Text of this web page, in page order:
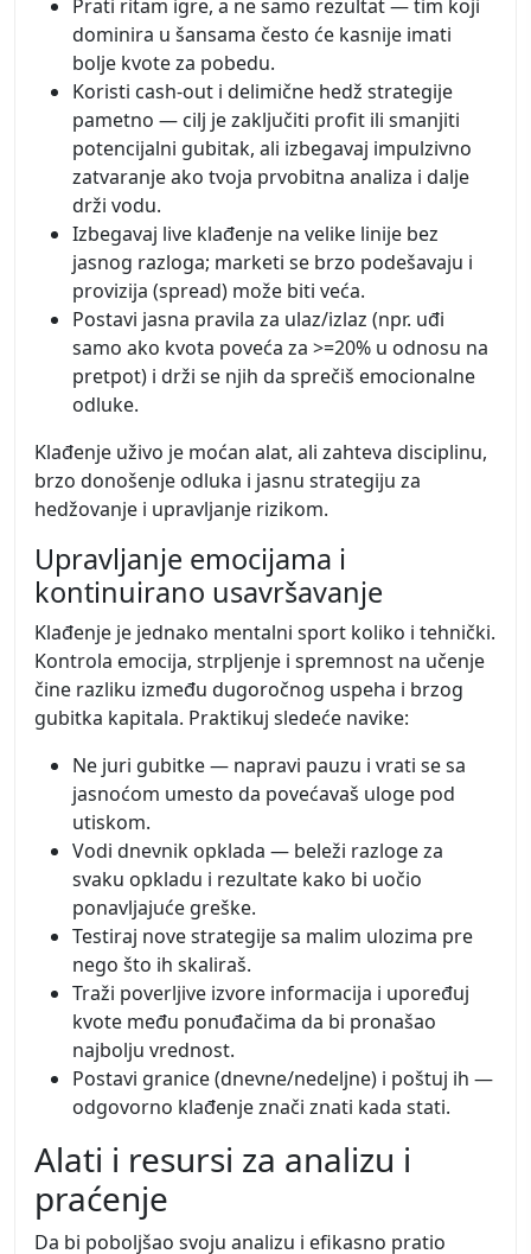
Prati ritam igre, a ne samo rezultat — tim koji
dominira u šansama često će kasnije imati
bolje kvote za pobedu.
Koristi cash-out i delimične hedž strategije
pametno — cilj je zaključiti profit ili smanjiti
potencijalni gubitak, ali izbegavaj impulzivno
zatvaranje ako tvoja prvobitna analiza i dalje
drži vodu.
Izbegavaj live klađenje na velike linije bez
jasnog razloga; marketi se brzo podešavaju i
provizija (spread) može biti veća.
Postavi jasna pravila za ulaz/izlaz (npr. uđi
samo ako kvota poveća za >=20% u odnosu na
pretpot) i drži se njih da sprečiš emocionalne
odluke.
Klađenje uživo je moćan alat, ali zahteva disciplinu,
brzo donošenje odluka i jasnu strategiju za
hedžovanje i upravljanje rizikom.
Upravljanje emocijama i
kontinuirano usavršavanje
Klađenje je jednako mentalni sport koliko i tehnički.
Kontrola emocija, strpljenje i spremnost na učenje
čine razliku između dugoročnog uspeha i brzog
gubitka kapitala. Praktikuj sledeće navike:
Ne juri gubitke — napravi pauzu i vrati se sa
jasnoćom umesto da povećavaš uloge pod
utiskom.
Vodi dnevnik opklada — beleži razloge za
svaku opkladu i rezultate kako bi uočio
ponavljajuće greške.
Testiraj nove strategije sa malim ulozima pre
nego što ih skaliraš.
Traži poverljive izvore informacija i upoređuj
kvote među ponuđačima da bi pronašao
najbolju vrednost.
Postavi granice (dnevne/nedeljne) i poštuj ih —
odgovorno klađenje znači znati kada stati.
Alati i resursi za analizu i
praćenje
Da bi poboljšao svoju analizu i efikasno pratio